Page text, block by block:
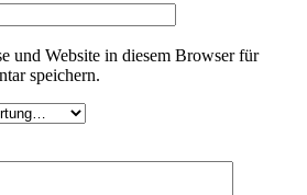
und Website in diesem Browser für
speichern.